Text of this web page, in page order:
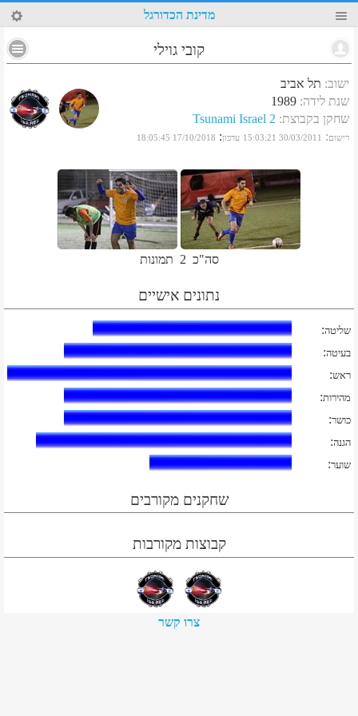
8 מדינת הכדורגל
קובי גוילי
ישוב: תל אביב
שנת לידה:
1989
שחקן בקבוצת:
Tsunami Israel 2
רישום:
30/03/2011 15:03:21 עדכון:
17/10/2018 18:05:45
סה"כ 2 תמונות
נתונים אישיים
שליטה:
בעיטה:
ראש:
מהירות:
כושר:
הגנה:
שוער:
שחקנים מקורבים
קבוצות מקורבות
צרו קשר